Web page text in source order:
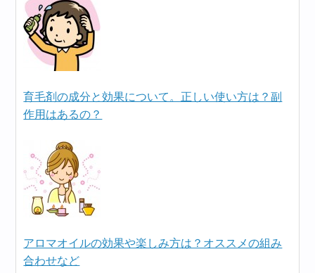
育毛剤の成分と効果について。正しい使い方は？副
作用はあるの？
アロマオイルの効果や楽しみ方は？オススメの組み
合わせなど